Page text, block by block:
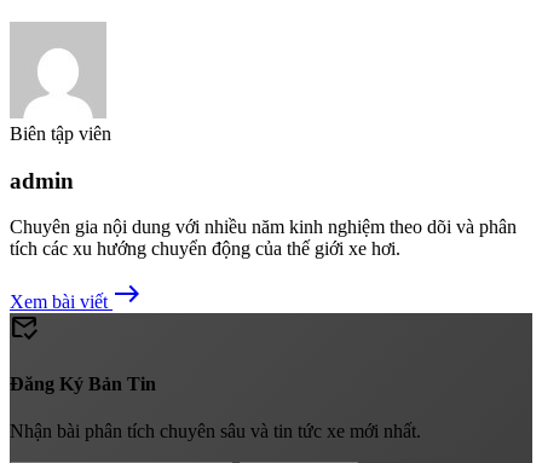
Biên tập viên
admin
Chuyên gia nội dung với nhiều năm kinh nghiệm theo dõi và phân
tích các xu hướng chuyển động của thế giới xe hơi.
Xem bài viết east
mark_email_read
Đăng Ký Bản Tin
Nhận bài phân tích chuyên sâu và tin tức xe mới nhất.